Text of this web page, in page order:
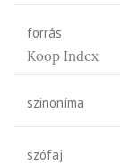
forrás
Koop Index
szinoníma
szófaj